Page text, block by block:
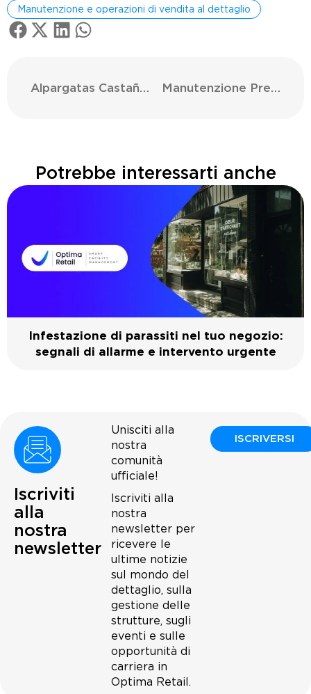
Manutenzione e operazioni di vendita al dettaglio
Alpargatas Castañer: da Banyoles a Parigi. Manutenzione Preventiva della Climatizzazione: Preparati per l’Estate
Potrebbe interessarti anche
Infestazione di parassiti nel tuo negozio:
segnali di allarme e intervento urgente
Iscriviti
alla
nostra
newsletter
Unisciti alla
nostra
comunità
ufficiale!
Iscriviti alla
nostra
newsletter per
ricevere le
ultime notizie
sul mondo del
dettaglio, sulla
gestione delle
strutture, sugli
eventi e sulle
opportunità di
carriera in
Optima Retail.
ISCRIVERSI